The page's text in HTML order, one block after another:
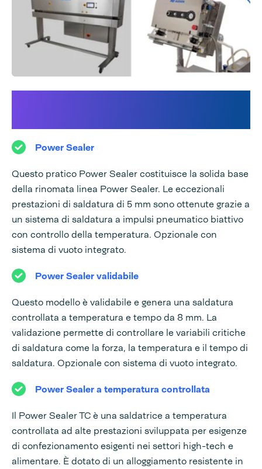
Power Sealer
Questo pratico Power Sealer costituisce la solida base
della rinomata linea Power Sealer. Le eccezionali
prestazioni di saldatura di 5 mm sono ottenute grazie a
un sistema di saldatura a impulsi pneumatico biattivo
con controllo della temperatura. Opzionale con
sistema di vuoto integrato.
Power Sealer validabile
Questo modello è validabile e genera una saldatura
controllata a temperatura e tempo da 8 mm. La
validazione permette di controllare le variabili critiche
di saldatura come la forza, la temperatura e il tempo di
saldatura. Opzionale con sistema di vuoto integrato.
Power Sealer a temperatura controllata
Il Power Sealer TC è una saldatrice a temperatura
controllata ad alte prestazioni sviluppata per esigenze
di confezionamento esigenti nei settori high-tech e
alimentare. È dotato di un alloggiamento resistente in